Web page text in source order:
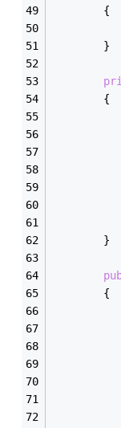
        {
        }
        {
        }
        {